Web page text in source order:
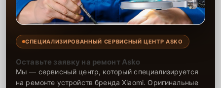
СПЕЦИАЛИЗИРОВАННЫЙ СЕРВИСНЫЙ ЦЕНТР ASKO
Оставьте заявку на ремонт Asko
Мы — сервисный центр, который специализируется
на ремонте устройств бренда Xiaomi. Оригинальные